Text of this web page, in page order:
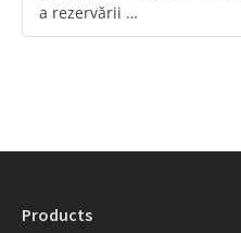
a rezervării …
Products